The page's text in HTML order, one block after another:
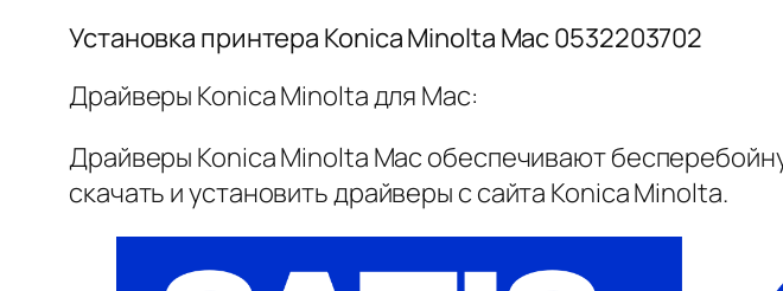
Установка принтера Konica Minolta Mac 0532203702
Драйверы Konica Minolta для Mac:
Драйверы Konica Minolta Mac обеспечивают
скачать и установить драйверы с сайта Konica Minolta.